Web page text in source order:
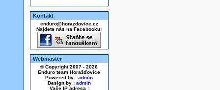
Kontakt
enduro@horazdovice.cz
Najdete nás na Facebooku:
Webmaster
© Copyright 2007 - 2026
Enduro team Horažďovice
Powered by : admin
Design by : admin
Vaše IP adresa :